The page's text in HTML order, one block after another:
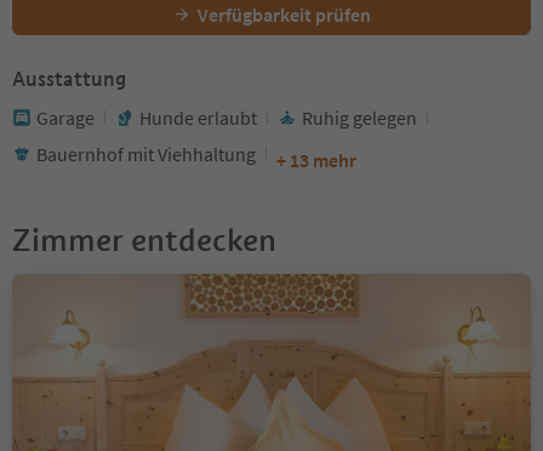
Verfügbarkeit prüfen
Ausstattung
Garage Hunde erlaubt
Ruhig gelegen
Bauernhof mit Viehhaltung
+ 13 mehr
Zimmer entdecken